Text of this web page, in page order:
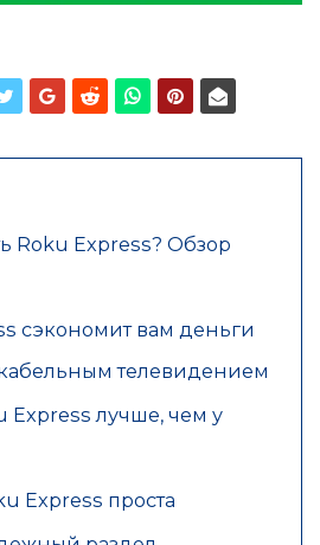
Roku Express? Обзор
сэкономит вам деньги
телевидением
Express лучше, чем у
Express проста